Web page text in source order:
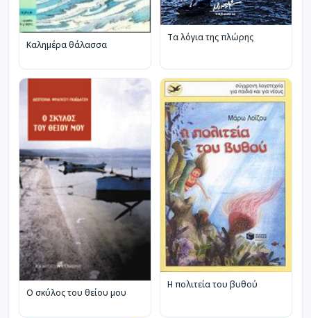
Καλημέρα θάλασσα
Τα λόγια της πλώρης
Ο σκύλος του θείου μου
Η πολιτεία του βυθού